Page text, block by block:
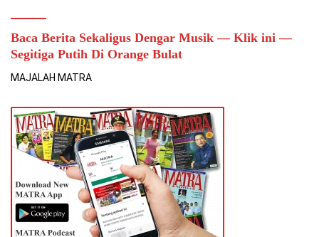
Baca Berita Sekaligus Dengar Musik — Klik ini —
Segitiga Putih Di Orange Bulat
MAJALAH MATRA